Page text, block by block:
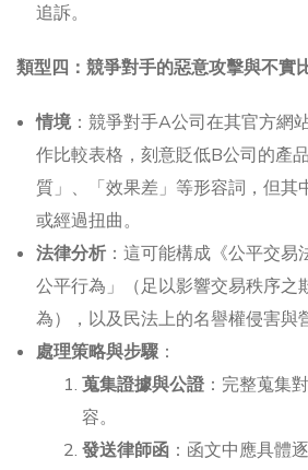
追訴。
類型四：競爭對手的惡意攻擊與不實
情境：競爭對手A公司在其官方網
作比較表格，刻意貶低B公司的產
質」、「效果差」等形容詞，但其
或經過扭曲。
法律分析 ：這可能構成《公平交
公平行為」（足以影響交易秩序之
為），以及民法上的名譽權侵害與
處理策略與步驟：
蒐集證據與公證 ：完整蒐集
容。
發送律師函 ：函文中應具體